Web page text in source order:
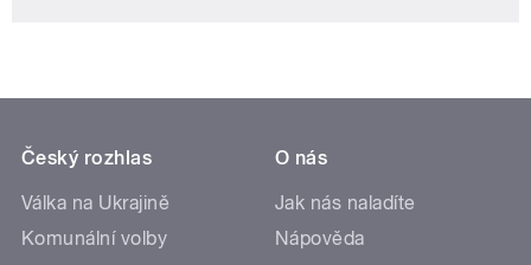
Český rozhlas
Válka na Ukrajině
Komunální volby
O nás
Jak nás naladíte
Nápověda